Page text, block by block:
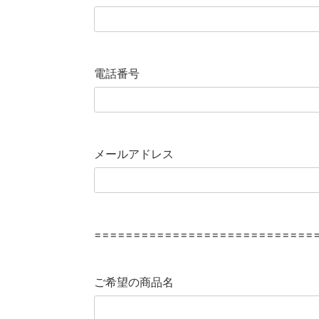
電話番号
メールアドレス
ご希望の商品名